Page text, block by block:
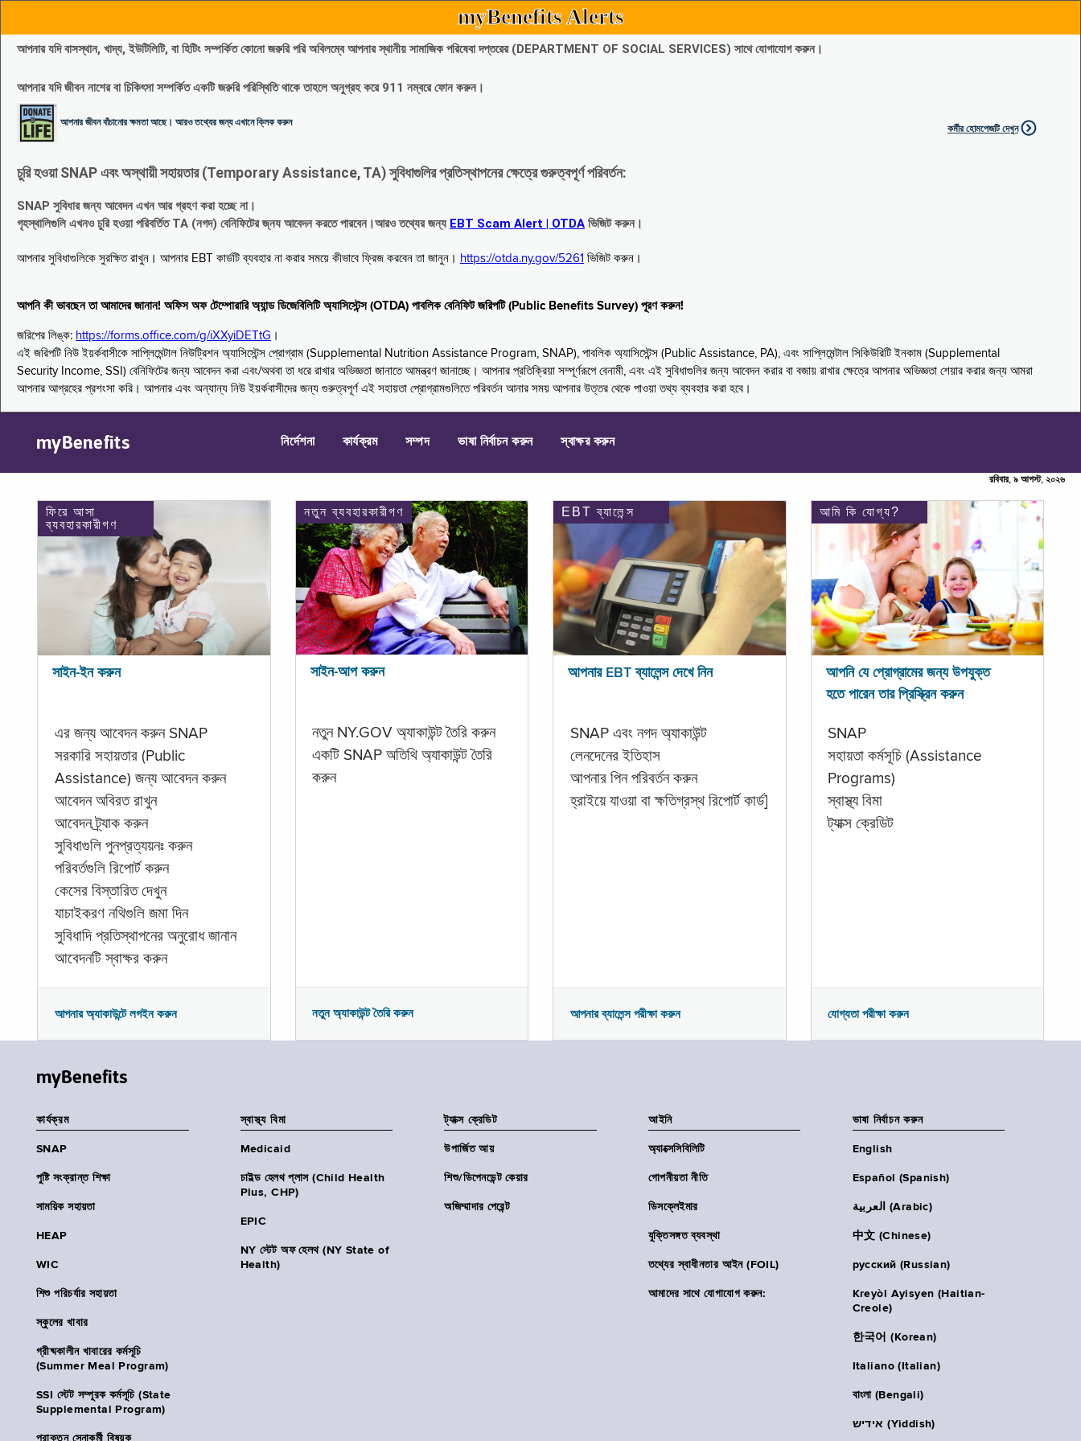
myBenefits Alerts
আপনার যদি বাসস্থান, খাদ্য, ইউটিলিটি, বা হিটিং সম্পর্কিত কোনো জরুরি পরি অবিলম্বে আপনার স্থানীয় সামাজিক পরিষেবা দপ্তরের (DEPARTMENT OF SOCIAL SERVICES) সাথে যোগাযোগ করুন।
আপনার যদি জীবন নাশের বা চিকিৎসা সম্পর্কিত একটি জরুরি পরিস্থিতি থাকে তাহলে অনুগ্রহ করে 911 নম্বরে ফোন করুন।
আপনার জীবন বাঁচানোর ক্ষমতা আছে। আরও তথ্যের জন্য এখানে ক্লিক করুন
কর্মীর হোমপেজটি দেখুন
চুরি হওয়া SNAP এবং অস্থায়ী সহায়তার (Temporary Assistance, TA) সুবিধাগুলির প্রতিস্থাপনের ক্ষেত্রে গুরুত্বপূর্ণ পরিবর্তন:
SNAP সুবিধার জন্য আবেদন এখন আর গ্রহণ করা হচ্ছে না।
গৃহস্থালিগুলি এখনও চুরি হওয়া পরিবর্তিত TA (নগদ) বেনিফিটের জ্নয আবেদন করতে পারবেন।আরও তথ্যের জন্য EBT Scam Alert | OTDA ভিজিট করুন।
আপনার সুবিধাগুলিকে সুরক্ষিত রাখুন। আপনার EBT কার্ডটি ব্যবহার না করার সময়ে কীভাবে ফ্রিজ করবেন তা জানুন। https://otda.ny.gov/5261 ভিজিট করুন।
আপনি কী ভাবছেন তা আমাদের জানান! অফিস অফ টেম্পোরারি অ্যান্ড ডিজেবিলিটি অ্যাসিস্টেন্স (OTDA) পাবলিক বেনিফিট জরিপটি (Public Benefits Survey) পূরণ করুন!
জরিপের লিঙ্ক: https://forms.office.com/g/iXXyiDETtG ।
এই জরিপটি নিউ ইয়র্কবাসীকে সাপ্লিমেন্টাল নিউট্রিশন অ্যাসিস্টেন্স প্রোগ্রাম (Supplemental Nutrition Assistance Program, SNAP), পাবলিক অ্যাসিস্টেন্স (Public Assistance, PA), এবং সাপ্লিমেন্টাল সিকিউরিটি ইনকাম (Supplemental
Security Income, SSI) বেনিফিটের জন্য আবেদন করা এবং/অথবা তা ধরে রাখার অভিজ্ঞতা জানাতে আমন্ত্রণ জানাচ্ছে। আপনার প্রতিক্রিয়া সম্পূর্ণরূপে বেনামী, এবং এই সুবিধাগুলির জন্য আবেদন করার বা বজায় রাখার ক্ষেত্রে আপনার অভিজ্ঞতা শেয়ার করার জন্য আমরা
আপনার আগ্রহের প্রশংসা করি। আপনার এবং অন্যান্য নিউ ইয়র্কবাসীদের জন্য গুরুত্বপূর্ণ এই সহায়তা প্রোগ্রামগুলিতে পরিবর্তন আনার সময় আপনার উত্তর থেকে পাওয়া তথ্য ব্যবহার করা হবে।
myBenefits নির্দেশনা কার্যক্রম সম্পদ ভাষা নির্বাচন করুন স্বাক্ষর করুন
রবিবার, ৯ আগস্ট, ২০২৬
ফিরে আসা
ব্যবহারকারীগণ
সাইন-ইন করুন
এর জন্য আবেদন করুন SNAP
সরকারি সহায়তার (Public
Assistance) জন্য আবেদন করুন
আবেদন অবিরত রাখুন
আবেদন ট্র্যাক করুন
সুবিধাগুলি পুনপ্রত্যয়নঃ করুন
পরিবর্তগুলি রিপোর্ট করুন
কেসের বিস্তারিত দেখুন
যাচাইকরণ নথিগুলি জমা দিন
সুবিধাদি প্রতিস্থাপনের অনুরোধ জানান
আবেদনটি স্বাক্ষর করুন
আপনার অ্যাকাউন্টে লগইন করুন
নতুন ব্যবহারকারীগণ
সাইন-আপ করুন
নতুন NY.GOV অ্যাকাউন্ট তৈরি করুন
একটি SNAP অতিথি অ্যাকাউন্ট তৈরি
করুন
নতুন অ্যাকাউন্ট তৈরি করুন
EBT ব্যালেন্স
আপনার EBT ব্যালেন্স দেখে নিন
SNAP এবং নগদ অ্যাকাউন্ট
লেনদেনের ইতিহাস
আপনার পিন পরিবর্তন করুন
হ্রাইয়ে যাওয়া বা ক্ষতিগ্রস্থ রিপোর্ট কার্ড]
আপনার ব্যালেন্স পরীক্ষা করুন
আমি কি যোগ্য?
আপনি যে প্রোগ্রামের জন্য উপযুক্ত
হতে পারেন তার প্রিস্ক্রিন করুন
SNAP
সহায়তা কর্মসূচি (Assistance
Programs)
স্বাস্থ্য বিমা
ট্যাক্স ক্রেডিট
যোগ্যতা পরীক্ষা করুন
myBenefits
কার্যক্রম
SNAP
পুষ্টি সংক্রান্ত শিক্ষা
সাময়িক সহায়তা
HEAP
WIC
শিশু পরিচর্যার সহায়তা
স্কুলের খাবার
গ্রীষ্মকালীন খাবারের কর্মসূচি
(Summer Meal Program)
SSI স্টেট সম্পূরক কর্মসূচি (State
Supplemental Program)
প্রাক্তন সেনাকর্মী বিষয়ক
স্বাস্থ্য বিমা
Medicaid
চাইল্ড হেলথ প্লাস (Child Health
Plus, CHP)
EPIC
NY স্টেট অফ হেলথ (NY State of
Health)
ট্যাক্স ক্রেডিট
উপার্জিত আয়
শিশু/ডিপেনডেন্ট কেয়ার
অজিম্মাদার পেরেন্ট
আইনি
অ্যাক্সেসিবিলিটি
গোপনীয়তা নীতি
ডিসক্লেইমার
যুক্তিসঙ্গত ব্যবস্থা
তথ্যের স্বাধীনতার আইন (FOIL)
আমাদের সাথে যোগাযোগ করুন:
ভাষা নির্বাচন করুন
English
Español (Spanish)
العربية (Arabic)
中文 (Chinese)
русский (Russian)
Kreyòl Ayisyen (Haitian-
Creole)
한국어 (Korean)
Italiano (Italian)
বাংলা (Bengali)
אידיש (Yiddish)